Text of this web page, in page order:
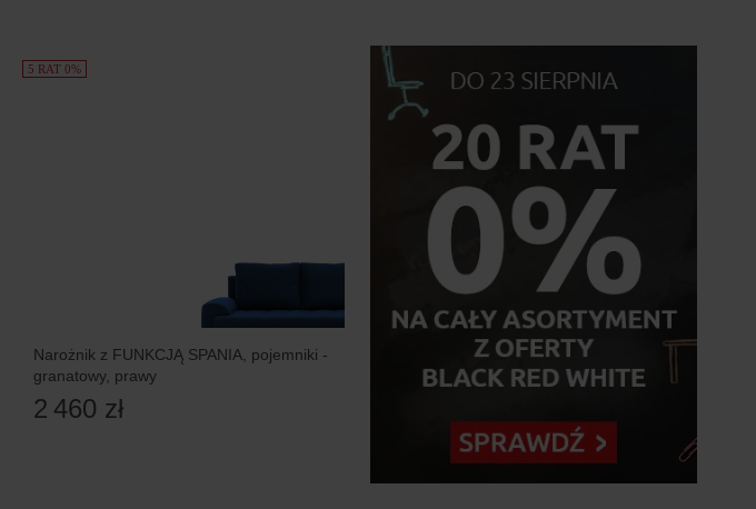
5 RAT 0%
Narożnik z FUNKCJĄ SPANIA, pojemniki -
granatowy, prawy
2 460 zł